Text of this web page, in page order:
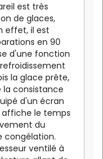
est très
de glaces,
effet, il est
en 90
d'une fonction
la glace prête,
la consistance
d'un écran
le temps
du
congélation.
ventilé à